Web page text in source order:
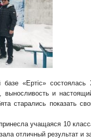
«Ертіс»
выносливость и
старались показать
учащаяся 10
отличный результат и